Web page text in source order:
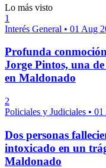
Lo más visto
1
Interés General • 01 Aug
Profunda
Jorge Pintos, una
en Maldonado
2
Policiales y Judiciales • 01
Dos personas
intoxicado en un
Maldonado